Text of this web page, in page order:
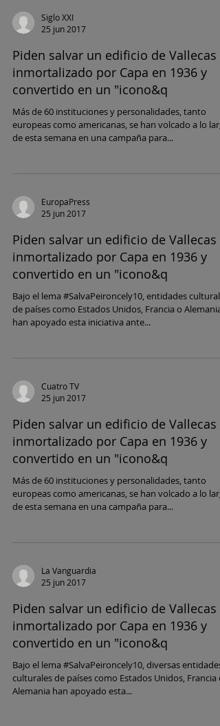
Siglo XXI
25 jun 2017
Piden salvar un edificio de Vallecas
inmortalizado por Capa en 1936 y
convertido en un "icono&q
Más de 60 instituciones y personalidades, tanto
europeas como americanas, se han volcado a lo
de esta semana en una campaña para...
EuropaPress
25 jun 2017
Piden salvar un edificio de Vallecas
inmortalizado por Capa en 1936 y
convertido en un "icono&q
Bajo el lema #SalvaPeironcely10, entidades
de países como Estados Unidos, Francia o Alemania
han apoyado esta iniciativa ante...
Cuatro TV
25 jun 2017
Piden salvar un edificio de Vallecas
inmortalizado por Capa en 1936 y
convertido en un "icono&q
Más de 60 instituciones y personalidades, tanto
europeas como americanas, se han volcado a lo
de esta semana en una campaña para...
La Vanguardia
25 jun 2017
Piden salvar un edificio de Vallecas
inmortalizado por Capa en 1936 y
convertido en un "icono&q
Bajo el lema #SalvaPeironcely10, diversas entidades
culturales de países como Estados Unidos, Francia o
Alemania han apoyado esta...